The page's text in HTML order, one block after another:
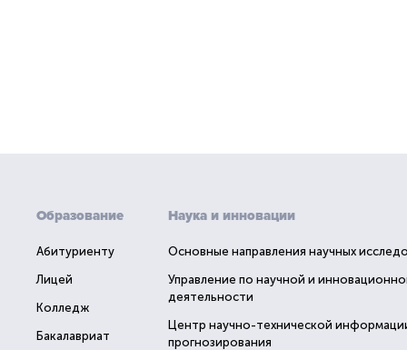
Образование
Абитуриенту
Лицей
Колледж
Бакалавриат
Наука и инновации
Основные направления научных
Управление по научной и
деятельности
Центр научно-технической
прогнозирования